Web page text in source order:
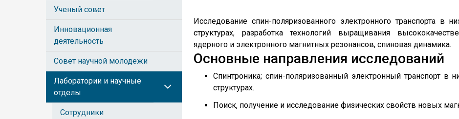
Ученый совет
Инновационная
деятельность
Совет научной молодежи
Лаборатории и научные
отделы
Сотрудники
Исследование спин-поляризованного электронного транспорта в
структурах, разработка технологий выращивания
ядерного и электронного магнитных резонансов, спиновая динамика.
Основные направления исследований
Спинтроника; спин-поляризованный электронный транспорт в
структурах.
Поиск, получение и исследование физических свойств новых